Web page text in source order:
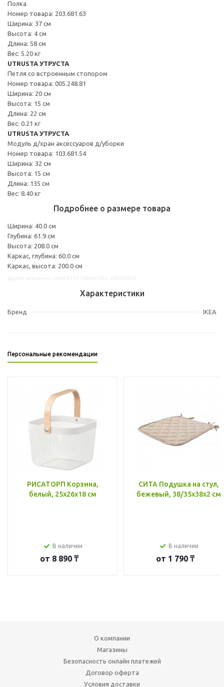
Полка
Номер товара: 203.681.63
Ширина: 37 см
Высота: 4 см
Длина: 58 см
Вес: 5.20 кг
UTRUSTA УТРУСТА
Петля со встроенным стопором
Номер товара: 005.248.81
Ширина: 20 см
Высота: 15 см
Длина: 22 см
Вес: 0.21 кг
UTRUSTA УТРУСТА
Модуль д/хран аксессуаров д/уборки
Номер товара: 103.681.54
Ширина: 32 см
Высота: 15 см
Длина: 135 см
Вес: 8.40 кг
Подробнее о размере товара
Ширина: 40.0 см
Глубина: 61.9 см
Высота: 208.0 см
Каркас, глубина: 60.0 см
Каркас, высота: 200.0 см
Характеристики
Бренд IKEA
Персональные рекомендации
РИСАТОРП Корзина,
белый, 25x26x18 см
В наличии
от 8 890 ₸
СИТА Подушка на стул,
бежевый, 38/35x38x2 см
В наличии
от 1 790 ₸
О компании
Магазины
Безопасность онлайн платежей
Договор оферта
Условия доставки